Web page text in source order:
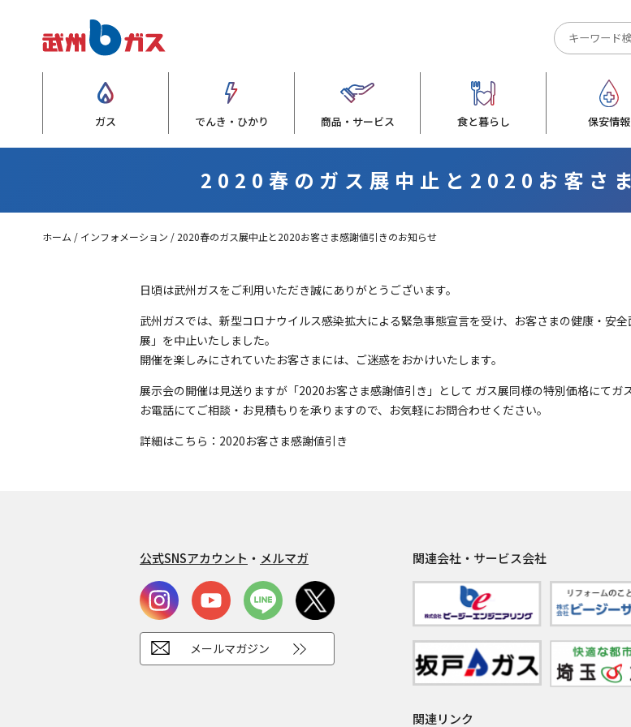
ガス でんき・ひかり 商品・サービス 食と暮らし 保安情報
2020春のガス展中止と2020お客さ
ホーム インフォメーション 2020春のガス展中止と2020お客さま感謝値引きのお知らせ
日頃は武州ガスをご利用いただき誠にありがとうございます。
武州ガスでは、新型コロナウイルス感染拡大による緊急事態宣言を受け、お客さまの健康・安
展」を中止いたしました。
開催を楽しみにされていたお客さまには、ご迷惑をおかけいたします。
展示会の開催は見送りますが「2020お客さま感謝値引き」として ガス展同様の特別価格にてガ
お電話にてご相談・お見積もりを承りますので、お気軽にお問合わせください。
詳細はこちら：2020お客さま感謝値引き
公式SNSアカウント ・ メルマガ
メールマガジン
関連会社・サービス会社
関連リンク